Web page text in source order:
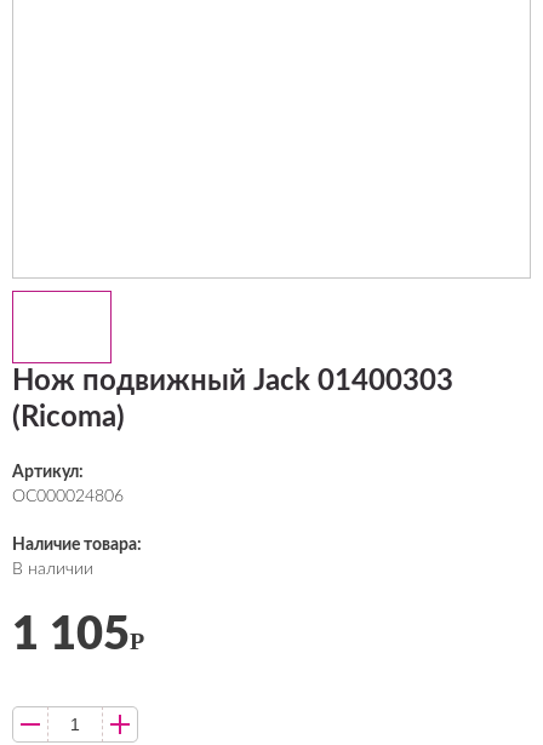
Нож подвижный Jack 01400303
(Ricoma)
Артикул:
ОС000024806
Наличие товара:
В наличии
1 105Р